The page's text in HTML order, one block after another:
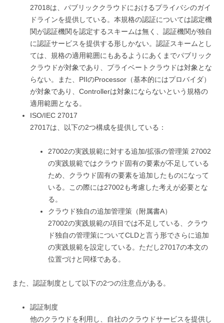
27018は、パブリッククラウドにおけるプライバシのガイ
ドラインを提供している。本規格の認証については認定機
関が認証機関を認定するスキームは無く、認証機関が独自
に認証サービスを提供する形しかない。認証スキームとし
ては、規格の適用範囲にもあるようにあくまでパブリック
クラウドが対象であり、プライベートクラウドは対象とな
らない。また、PIIのProcessor（基本的にはプロバイダ）
が対象であり、Controllerは対象にならないという規格の
適用範囲となる。
ISO/IEC 27017
27017は、以下の2つ構成を提供している：
27002の実践規範に対する追加/拡張の管理策 27002
の実践規範ではクラウド固有の要素が不足している
ため、クラウド固有の要素を追加したものになって
いる。この際には27002も考慮した考えが必要とな
る。
クラウド独自の追加管理策（附属書A）
27002の実践規範の項目では不足している、クラウ
ド独自の管理策についてCLDと言う形でさらに追加
の実践規範を設定している。ただし27017の本文の
位置づけと同様である。
また、認証制度として以下の2つの注意点がある。
認証制度
他のクラウドを利用し、自社のクラウドサービスを提供し